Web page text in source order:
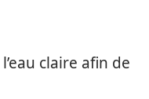
claire afin de